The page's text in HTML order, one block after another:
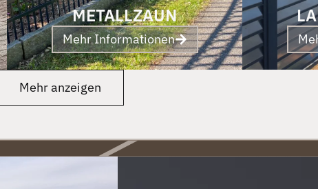
METALLZAUN
Mehr Informationen
Mehr anzeigen